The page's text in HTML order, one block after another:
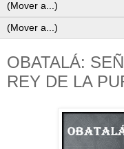
OBATALÁ:
REY DE LA